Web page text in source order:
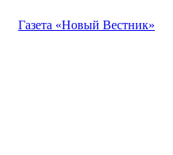
Газета «Новый Вестник»